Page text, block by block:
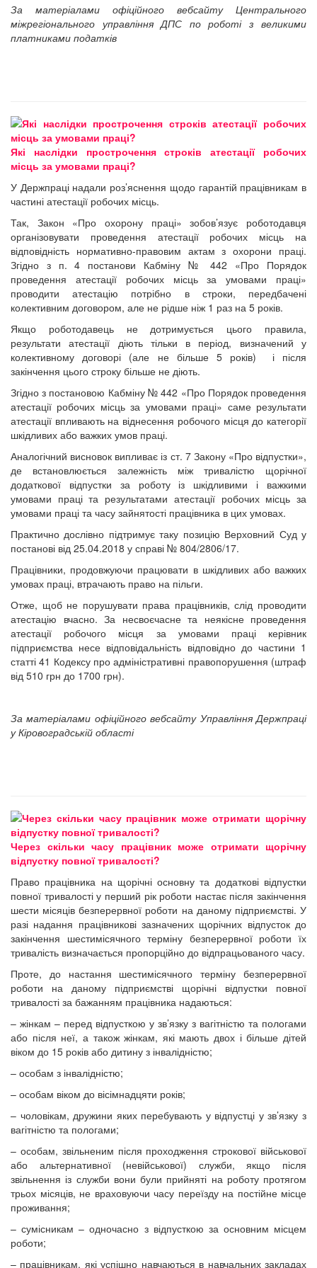
За матеріалами офіційного вебсайту Центрального
міжрегіонального управління ДПС по роботі з великими
платниками податків
Які наслідки прострочення строків атестації робочих
місць за умовами праці?
У Держпраці надали роз’яснення щодо гарантій працівникам в
частині атестації робочих місць.
Так, Закон «Про охорону праці» зобов’язує роботодавця
організовувати проведення атестації робочих місць на
відповідність нормативно-правовим актам з охорони праці.
Згідно з п. 4 постанови Кабміну № 442 «Про Порядок
проведення атестації робочих місць за умовами праці»
проводити атестацію потрібно в строки, передбачені
колективним договором, але не рідше ніж 1 раз на 5 років.
Якщо роботодавець не дотримується цього правила,
результати атестації діють тільки в період, визначений у
колективному договорі (але не більше 5 років) і після
закінчення цього строку більше не діють.
Згідно з постановою Кабміну № 442 «Про Порядок проведення
атестації робочих місць за умовами праці» саме результати
атестації впливають на віднесення робочого місця до категорії
шкідливих або важких умов праці.
Аналогічний висновок випливає із ст. 7 Закону «Про відпустки»,
де встановлюється залежність між тривалістю щорічної
додаткової відпустки за роботу із шкідливими і важкими
умовами праці та результатами атестації робочих місць за
умовами праці та часу зайнятості працівника в цих умовах.
Практично дослівно підтримує таку позицію Верховний Суд у
постанові від 25.04.2018 у справі № 804/2806/17.
Працівники, продовжуючи працювати в шкідливих або важких
умовах праці, втрачають право на пільги.
Отже, щоб не порушувати права працівників, слід проводити
атестацію вчасно. За несвоєчасне та неякісне проведення
атестації робочого місця за умовами праці керівник
підприємства несе відповідальність відповідно до частини 1
статті 41 Кодексу про адміністративні правопорушення (штраф
від 510 грн до 1700 грн).
За матеріалами офіційного вебсайту Управління Держпраці
у Кіровоградській області
Через скільки часу працівник може отримати щорічну
відпустку повної тривалості?
Право працівника на щорічні основну та додаткові відпустки
повної тривалості у перший рік роботи настає після закінчення
шести місяців безперервної роботи на даному підприємстві. У
разі надання працівникові зазначених щорічних відпусток до
закінчення шестимісячного терміну безперервної роботи їх
тривалість визначається пропорційно до відпрацьованого часу.
Проте, до настання шестимісячного терміну безперервної
роботи на даному підприємстві щорічні відпустки повної
тривалості за бажанням працівника надаються:
– жінкам – перед відпусткою у зв’язку з вагітністю та пологами
або після неї, а також жінкам, які мають двох і більше дітей
віком до 15 років або дитину з інвалідністю;
– особам з інвалідністю;
– особам віком до вісімнадцяти років;
– чоловікам, дружини яких перебувають у відпустці у зв’язку з
вагітністю та пологами;
– особам, звільненим після проходження строкової військової
або альтернативної (невійськової) служби, якщо після
звільнення із служби вони були прийняті на роботу протягом
трьох місяців, не враховуючи часу переїзду на постійне місце
проживання;
– сумісникам – одночасно з відпусткою за основним місцем
роботи;
– працівникам, які успішно навчаються в навчальних закладах